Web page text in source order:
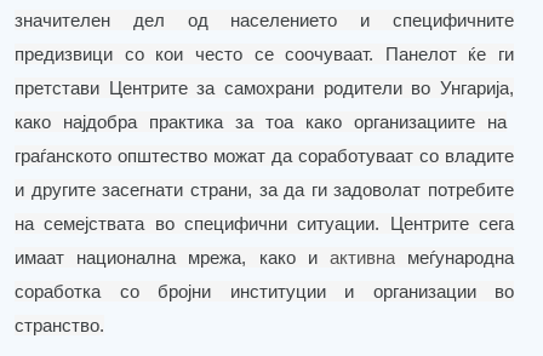
значителен дел од населението и специфичните
предизвици со кои често се соочуваат. Панелот ќе ги
претстави Центрите за самохрани родители во Унгарија,
како најдобра практика за тоа како организациите на
граѓанското општество можат да соработуваат со владите
и другите засегнати страни, за да ги задоволат потребите
на семејствата во специфични ситуации.
Центрите сега
имаат национална мрежа, како и активнамеѓународна
соработка со бројни институции и организации во
странство.